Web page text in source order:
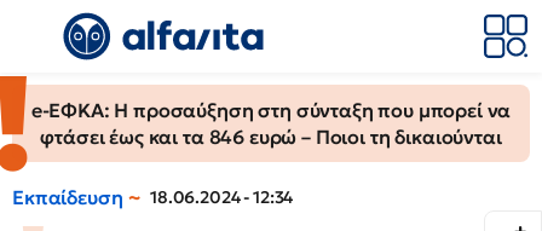
e-ΕΦΚΑ: Η προσαύξηση στη σύνταξη που μπορεί να
φτάσει έως και τα 846 ευρώ – Ποιοι τη δικαιούνται
Εκπαίδευση 18.06.2024 - 12:34